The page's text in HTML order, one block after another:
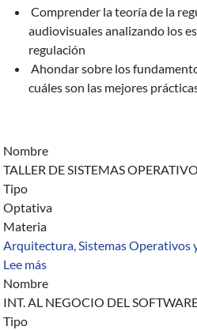
Comprender la teoría de la
audiovisuales analizando los
regulación
Ahondar sobre los
cuáles son las mejores
Nombre
TALLER DE SISTEMAS
Tipo
Optativa
Materia
Arquitectura, Sistemas Operativos
Lee mássobre Asignatura 1542
Nombre
INT. AL NEGOCIO DEL
Tipo